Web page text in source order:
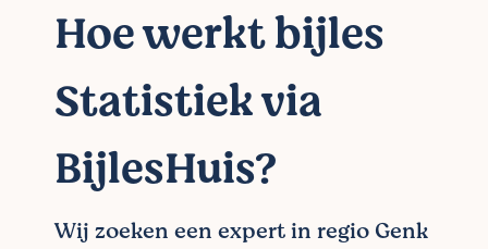
Hoe werkt bijles
Statistiek via
BijlesHuis?
Wij zoeken een expert in regio Genk